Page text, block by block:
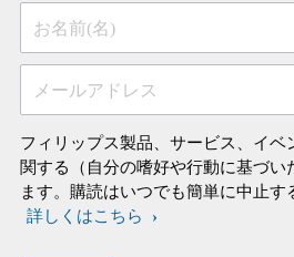
お名前(名)
メールアドレス
フィリップス製品、サービス、イベ
関する（自分の嗜好や行動に基づい
ます。購読はいつでも簡単に中止す
詳しくはこちら